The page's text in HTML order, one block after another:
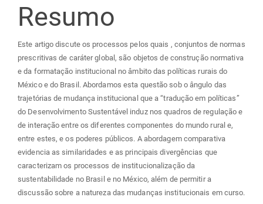
Resumo
Este artigo discute os processos pelos quais , conjuntos de normas
prescritivas de caráter global, são objetos de construção normativa
e da formatação institucional no âmbito das políticas rurais do
México e do Brasil. Abordamos esta questão sob o ângulo das
trajetórias de mudança institucional que a “tradução em políticas”
do Desenvolvimento Sustentável induz nos quadros de regulação e
de interação entre os diferentes componentes do mundo rural e,
entre estes, e os poderes públicos. A abordagem comparativa
evidencia as similaridades e as principais divergências que
caracterizam os processos de institucionalização da
sustentabilidade no Brasil e no México, além de permitir a
discussão sobre a natureza das mudanças institucionais em curso.